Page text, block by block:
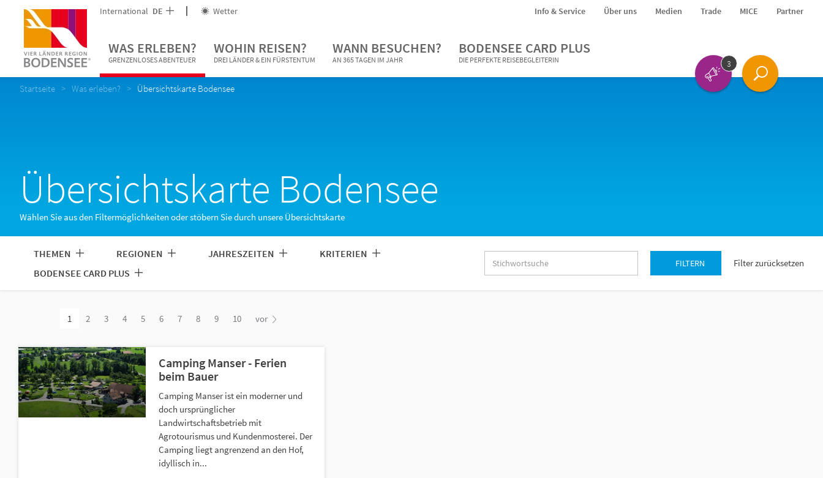
International DE Wetter Info & Service Über uns Medien Trade MICE Partner
WAS ERLEBEN?
GRENZENLOSES ABENTEUER
WOHIN REISEN?
DREI LÄNDER & EIN FÜRSTENTUM
WANN BESUCHEN?
AN 365 TAGEN IM JAHR
BODENSEE CARD PLUS
DIE PERFEKTE REISEBEGLEITERIN 3
Startseite Was erleben? Übersichtskarte Bodensee
Übersichtskarte Bodensee
Wählen Sie aus den Filtermöglichkeiten oder stöbern Sie durch unsere Übersichtskarte
THEMEN REGIONEN JAHRESZEITEN
KRITERIEN
BODENSEE CARD PLUS
FILTERN Filter zurücksetzen
1 2 3 4 5 6 7 8 9 10 vor
Camping Manser - Ferien
beim Bauer
Camping Manser ist ein moderner und
doch ursprünglicher
Landwirtschaftsbetrieb mit
Agrotourismus und Kundenmosterei. Der
Camping liegt angrenzend an den Hof,
idyllisch in...